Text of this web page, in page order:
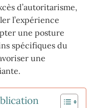
d’autoritarisme,
l’expérience
une posture
spécifiques du
une